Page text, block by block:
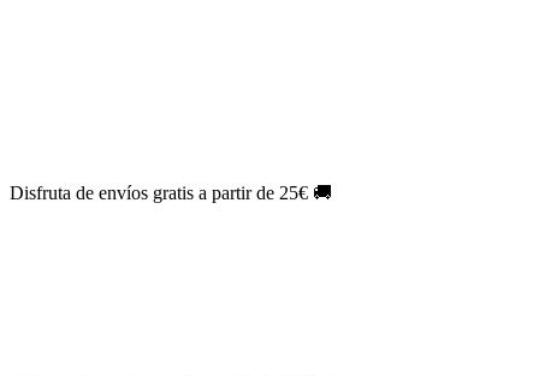
Disfruta de envíos gratis a partir de 25€ 🚚